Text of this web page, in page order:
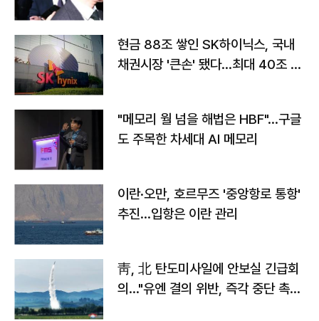
현금 88조 쌓인 SK하이닉스, 국내
채권시장 '큰손' 됐다…최대 40조 투
"메모리 월 넘을 해법은 HBF"…구글
도 주목한 차세대 AI 메모리
이란·오만, 호르무즈 '중앙항로 통항'
추진…입항은 이란 관리
靑, 北 탄도미사일에 안보실 긴급회
의…"유엔 결의 위반, 즉각 중단 촉